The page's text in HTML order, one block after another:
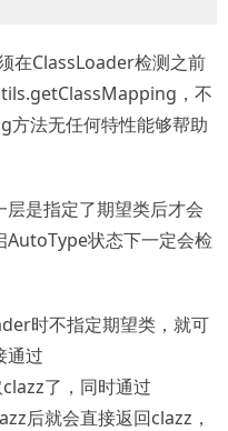
在ClassLoader检测之前
，不
法无任何特性能够帮助
是指定了期望类后才会
AutoType状态下一定会检
时不指定期望类，就可
通过
了，同时通过
后就会直接返回clazz，